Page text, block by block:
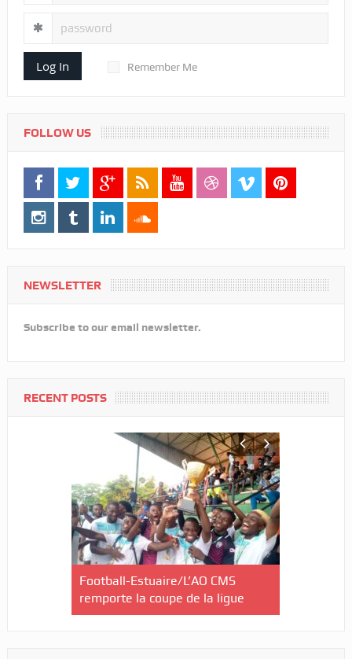
Log In Remember Me
FOLLOW US
NEWSLETTER
Subscribe to our email newsletter.
RECENT POSTS
Football-Estuaire/L’AO CMS
remporte la coupe de la ligue